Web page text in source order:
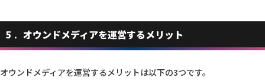
5 オウンドメディアを運営するメリット
オウンドメディアを運営するメリットは以下の3つです。